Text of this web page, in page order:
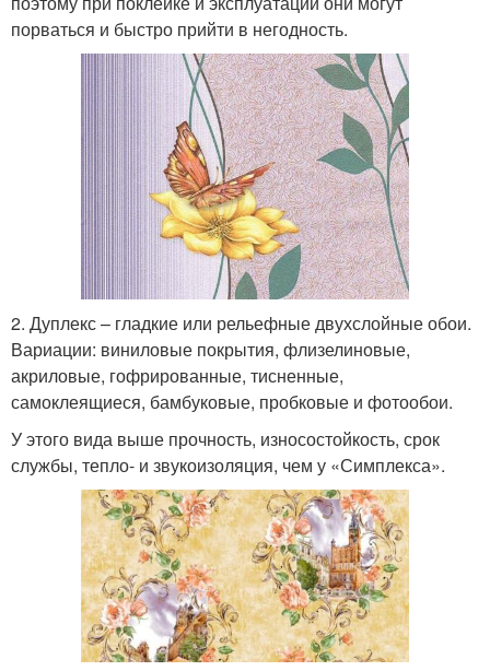
порваться и быстро прийти в негодность.
2. Дуплекс – гладкие или рельефные двухслойные обои.
Вариации: виниловые покрытия, флизелиновые,
акриловые, гофрированные, тисненные,
самоклеящиеся, бамбуковые, пробковые и фотообои.
У этого вида выше прочность, износостойкость, срок
службы, тепло- и звукоизоляция, чем у «Симплекса».